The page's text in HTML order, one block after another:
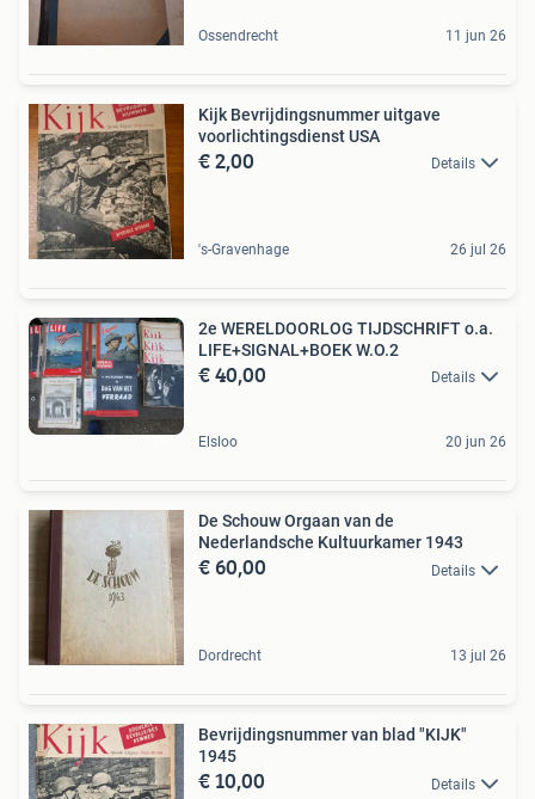
Ossendrecht 11 jun 26
Kijk Bevrijdingsnummer uitgave
voorlichtingsdienst USA
€ 2,00 Details
's-Gravenhage 26 jul 26
2e WERELDOORLOG TIJDSCHRIFT o.a.
LIFE+SIGNAL+BOEK W.O.2
€ 40,00 Details
Elsloo 20 jun 26
De Schouw Orgaan van de
Nederlandsche Kultuurkamer 1943
€ 60,00 Details
Dordrecht 13 jul 26
Bevrijdingsnummer van blad "KIJK"
1945
€ 10,00 Details